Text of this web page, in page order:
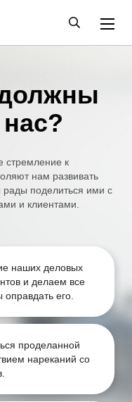
стремление к
нам развивать
поделиться ими с
и клиентами.
наших деловых
и делаем все
его.
проделанной
нареканий со